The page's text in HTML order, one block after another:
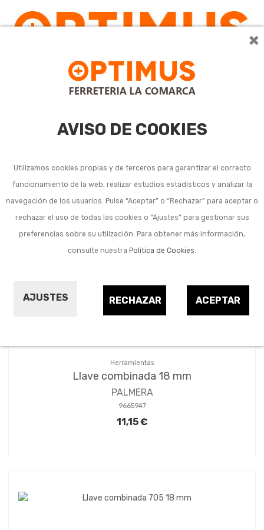
×
AVISO DE COOKIES
Utilizamos cookies propias y de terceros para garantizar el correcto
funcionamiento de la web, realizar estudios estadísticos y analizar la
navegación de los usuarios. Pulse “Aceptar” o “Rechazar” para aceptar o
rechazar el uso de todas las cookies o “Ajustes” para gestionar sus
preferencias sobre su utilización. Para obtener más información,
consulte nuestra Política de Cookies.
AJUSTES ACEPTAR
RECHAZAR
Llaves combinadas
Herramientas
Llave combinada 18 mm
PALMERA
9665947
11,15 €